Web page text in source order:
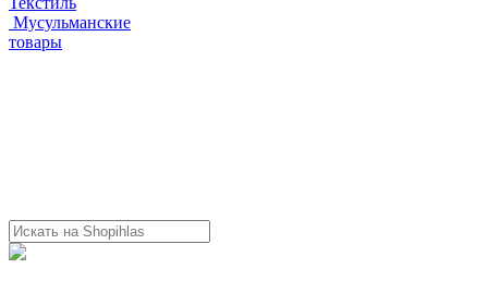
Мусульманские
товары